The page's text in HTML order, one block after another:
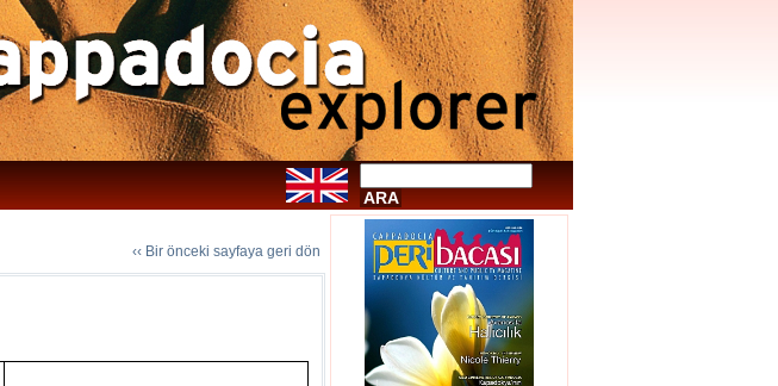
‹‹ Bir önceki sayfaya geri dön